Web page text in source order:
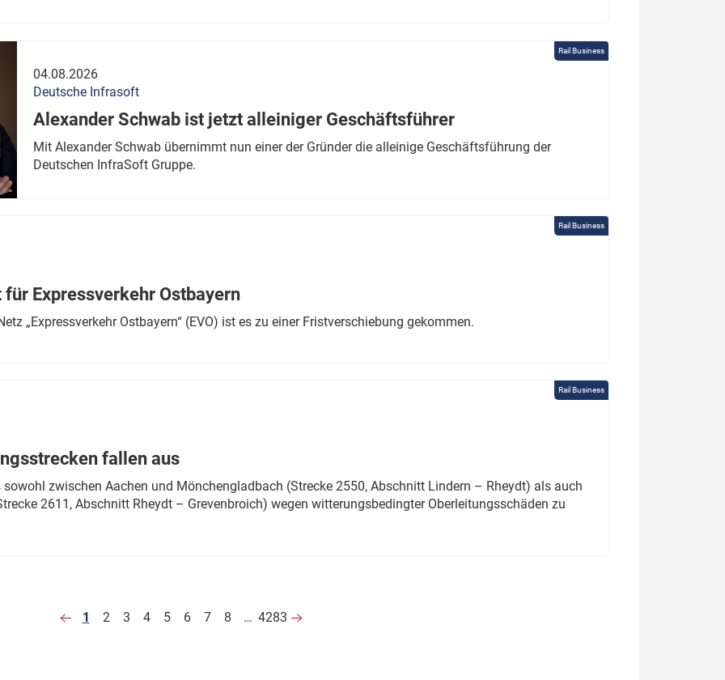
Rail Business
04.08.2026
Deutsche Infrasoft
Alexander Schwab ist jetzt alleiniger Geschäftsführer
Mit Alexander Schwab übernimmt nun einer der Gründer die alleinige Geschäftsführung der
Deutschen InfraSoft Gruppe.
Rail Business
Expressverkehr Ostbayern
„Expressverkehr Ostbayern“ (EVO) ist es zu einer Fristverschiebung gekommen.
Rail Business
fallen aus
sowohl zwischen Aachen und Mönchengladbach (Strecke 2550, Abschnitt Lindern – Rheydt) als auch
2611, Abschnitt Rheydt – Grevenbroich) wegen witterungsbedingter Oberleitungsschäden zu
1 2 3 4 5 6 7 8 … 4283